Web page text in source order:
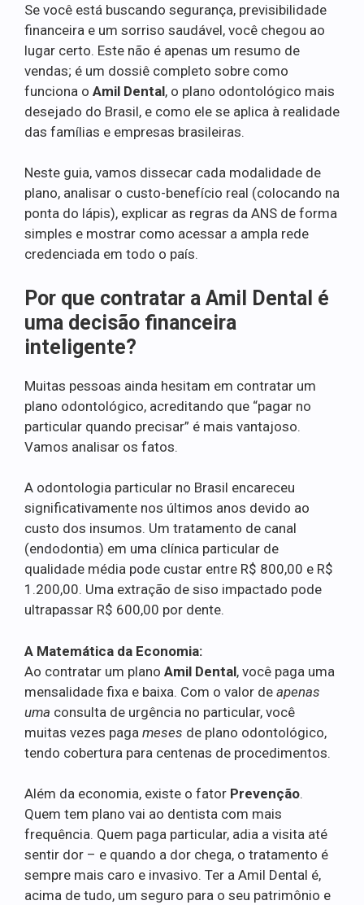
Se você está buscando segurança, previsibilidade
financeira e um sorriso saudável, você chegou ao
lugar certo. Este não é apenas um resumo de
vendas; é um dossiê completo sobre como
funciona o Amil Dental, o plano odontológico mais
desejado do Brasil, e como ele se aplica à realidade
das famílias e empresas brasileiras.
Neste guia, vamos dissecar cada modalidade de
plano, analisar o custo-benefício real (colocando na
ponta do lápis), explicar as regras da ANS de forma
simples e mostrar como acessar a ampla rede
credenciada em todo o país.
Por que contratar a Amil Dental é
uma decisão financeira
inteligente?
Muitas pessoas ainda hesitam em contratar um
plano odontológico, acreditando que “pagar no
particular quando precisar” é mais vantajoso.
Vamos analisar os fatos.
A odontologia particular no Brasil encareceu
significativamente nos últimos anos devido ao
custo dos insumos. Um tratamento de canal
(endodontia) em uma clínica particular de
qualidade média pode custar entre R$ 800,00 e R$
1.200,00. Uma extração de siso impactado pode
ultrapassar R$ 600,00 por dente.
A Matemática da Economia:
Ao contratar um plano Amil Dental, você paga uma
mensalidade fixa e baixa. Com o valor de apenas
uma consulta de urgência no particular, você
muitas vezes paga meses de plano odontológico,
tendo cobertura para centenas de procedimentos.
Além da economia, existe o fator Prevenção.
Quem tem plano vai ao dentista com mais
frequência. Quem paga particular, adia a visita até
sentir dor – e quando a dor chega, o tratamento é
sempre mais caro e invasivo. Ter a Amil Dental é,
acima de tudo, um seguro para o seu patrimônio e